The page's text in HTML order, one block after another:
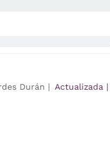
Durán | Actualizada |